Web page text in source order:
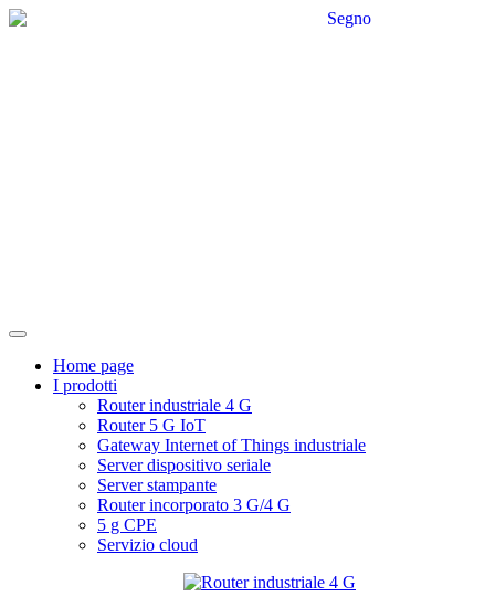
Home page
I prodotti
Router industriale 4 G
Router 5 G IoT
Gateway Internet of Things industriale
Server dispositivo seriale
Server stampante
Router incorporato 3 G/4 G
5 g CPE
Servizio cloud